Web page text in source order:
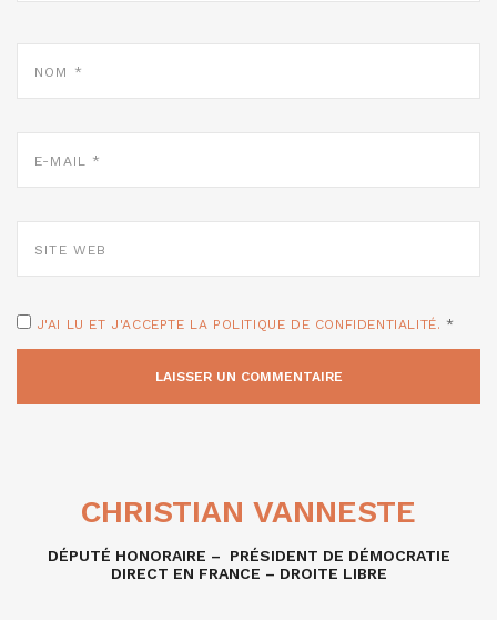
MAIL
WEB
J'AI LU ET J'ACCEPTE LA POLITIQUE DE CONFIDENTIALITÉ. *
CHRISTIAN VANNESTE
DÉPUTÉ HONORAIRE – PRÉSIDENT DE DÉMOCRATIE
DIRECT EN FRANCE – DROITE LIBRE